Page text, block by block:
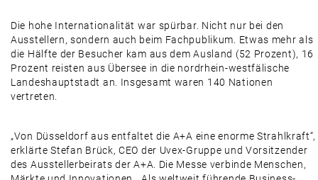
Die hohe Internationalität war spürbar. Nicht nur bei den
Ausstellern, sondern auch beim Fachpublikum. Etwas mehr als
die Hälfte der Besucher kam aus dem Ausland (52 Prozent), 16
Prozent reisten aus Übersee in die nordrhein-westfälische
Landeshauptstadt an. Insgesamt waren 140 Nationen
vertreten.
„Von Düsseldorf aus entfaltet die A+A eine enorme Strahlkraft“,
erklärte Stefan Brück, CEO der Uvex-Gruppe und Vorsitzender
des Ausstellerbeirats der A+A. Die Messe verbinde Menschen,